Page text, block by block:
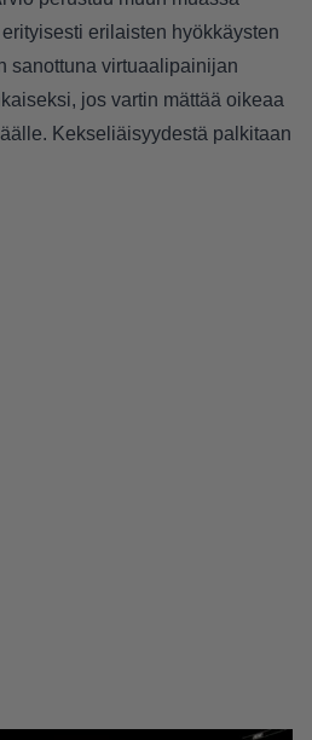
erilaisten hyökkäysten
sanottuna virtuaalipainijan
jos vartin mättää oikeaa
Kekseliäisyydestä palkitaan